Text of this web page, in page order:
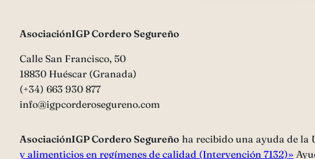
AsociaciónIGP Cordero Segureño
Calle San Francisco, 50
18830 Huéscar (Granada)
(+34) 663 930 877
info@igpcorderosegureno.com
AsociaciónIGP Cordero Segureño ha recibido una ayuda de la
y alimenticios en regímenes de calidad (Intervención 7132)»